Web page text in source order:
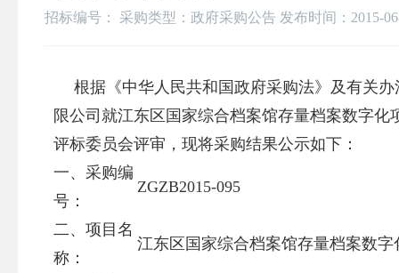
招标编号： 采购类型：政府采购公告 发布时间：2015-
根据《中华人民共和国政府采购法》及有关办
限公司 就江东区国家综合档案馆存量档案数字化
评标委员会评审，现将采购结果公示如下：
一、采购编
号：
ZGZB2015-095
二、项目名
称：
江东区国家综合档案馆存量档案数字